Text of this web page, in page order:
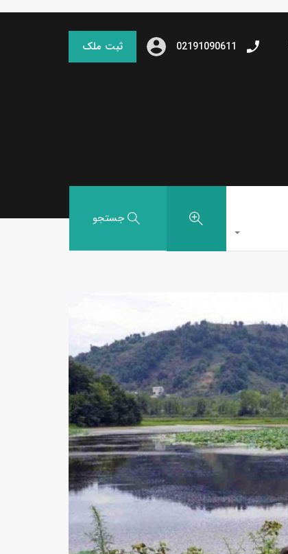
02191090611 ثبت ملک
جستجو